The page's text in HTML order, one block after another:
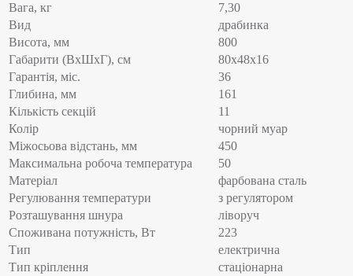
Вага, кг
7,30
Вид
драбинка
Висота, мм
800
Габарити (ВхШхГ), см
80x48x16
Гарантія, міс.
36
Глибина, мм
161
Кількість секцій
11
Колір
чорний муар
Міжосьова відстань, мм
450
Максимальна робоча температура
50
Матеріал
фарбована сталь
Регулювання температури
з регулятором
Розташування шнура
ліворуч
Споживана потужність, Вт
223
Тип
електрична
Тип кріплення
стаціонарна